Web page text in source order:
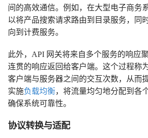
间的高效通信。例如，在大型电子商务
以将产品搜索请求路由到目录服务，同
向到计费服务。
此外，API 网关将来自多个服务的响应
连贯的响应返回给客户端。这个过程称
客户端与服务器之间的交互次数，从而
实施负载均衡，将流量均匀地分配到各
确保系统可靠性。
协议转换与适配